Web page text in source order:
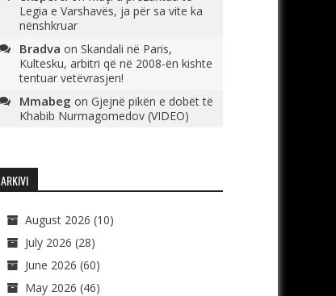
Legia e Varshavës, ja për sa vite ka
nënshkruar
Bradva on Skandali në Paris,
Kultesku, arbitri që në 2008-ën kishte
tentuar vetëvrasjen!
Mmabeg on Gjejnë pikën e dobët të
Khabib Nurmagomedov (VIDEO)
ARKIVI
August 2026 (10)
July 2026 (28)
June 2026 (60)
May 2026 (46)